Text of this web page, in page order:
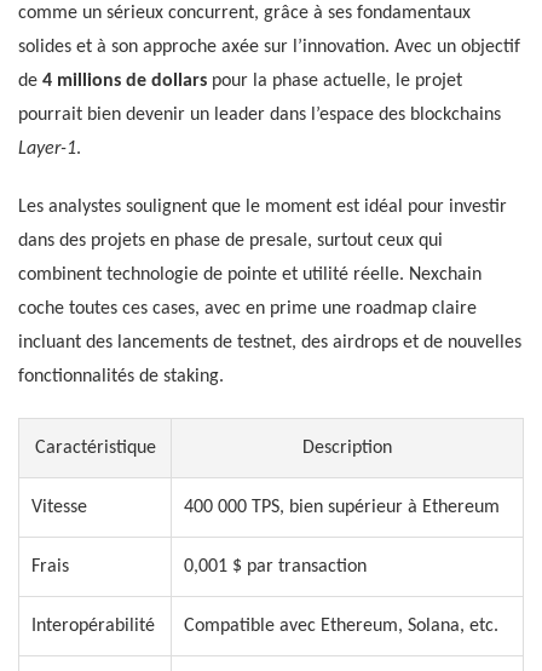
comme un sérieux concurrent, grâce à ses fondamentaux
solides et à son approche axée sur l’innovation. Avec un objectif
de 4 millions de dollars pour la phase actuelle, le projet
pourrait bien devenir un leader dans l’espace des blockchains
Layer-1.
Les analystes soulignent que le moment est idéal pour investir
dans des projets en phase de presale, surtout ceux qui
combinent technologie de pointe et utilité réelle. Nexchain
coche toutes ces cases, avec en prime une roadmap claire
incluant des lancements de testnet, des airdrops et de nouvelles
fonctionnalités de staking.
Caractéristique Description
Vitesse 400 000 TPS, bien supérieur à Ethereum
Frais 0,001 $ par transaction
Interopérabilité Compatible avec Ethereum, Solana, etc.